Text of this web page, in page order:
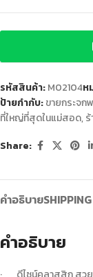
รหัสสินค้า:M02104ห
ป้ายกำกับ:ขายกระจ
ที่ใหญ่ที่สุดในแม่สอด,
Share:
คำอธิบาย
คำอธิบาย